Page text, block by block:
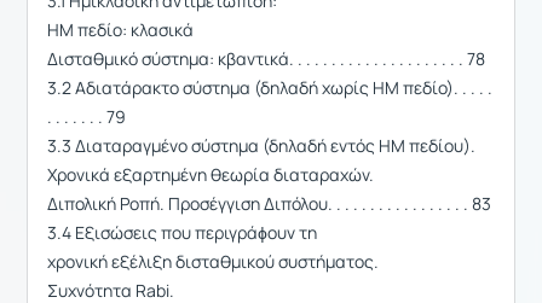
ΗΜ πεδίο: κλασικά
Δισταθμικό σύστημα: κβαντικά. . . . . . . . . . . . . . . . . . . . . 78
3.2 Αδιατάρακτο σύστημα (δηλαδή χωρίς ΗΜ πεδίο). . . . .
. . . . . . . 79
3.3 Διαταραγμένο σύστημα (δηλαδή εντός ΗΜ πεδίου).
Χρονικά εξαρτημένη θεωρία διαταραχών.
Διπολική Ροπή. Προσέγγιση Διπόλου. . . . . . . . . . . . . . . . . 83
3.4 Εξισώσεις που περιγράϕουν τη
χρονική εξέλιξη δισταθμικού συστήματος.
Συχνότητα Rabi.